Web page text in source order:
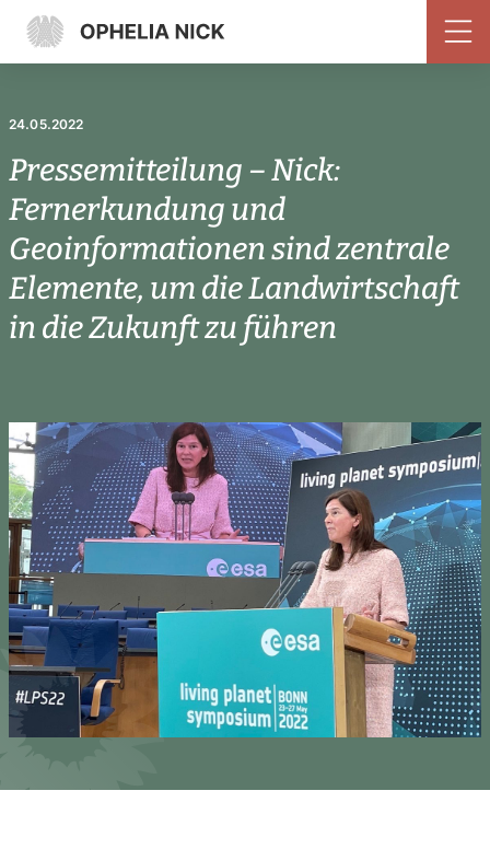
24.05.2022
Pressemitteilung – Nick:
Fernerkundung und
Geoinformationen sind zentrale
Elemente, um die Landwirtschaft
in die Zukunft zu führen